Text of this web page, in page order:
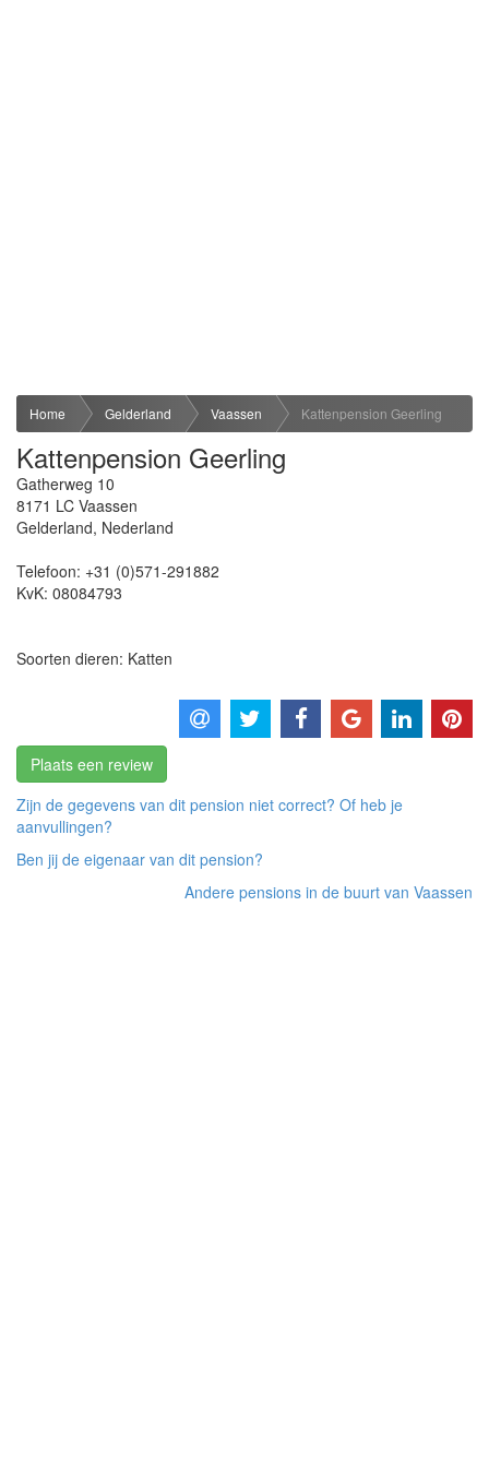
Home Gelderland Vaassen Kattenpension Geerling
Kattenpension Geerling
Gatherweg 10
8171 LC Vaassen
Gelderland, Nederland
Telefoon: +31 (0)571-291882
KvK: 08084793
Soorten dieren: Katten
Plaats een review
Zijn de gegevens van dit pension niet correct? Of heb je
aanvullingen?
Ben jij de eigenaar van dit pension?
Andere pensions in de buurt van Vaassen